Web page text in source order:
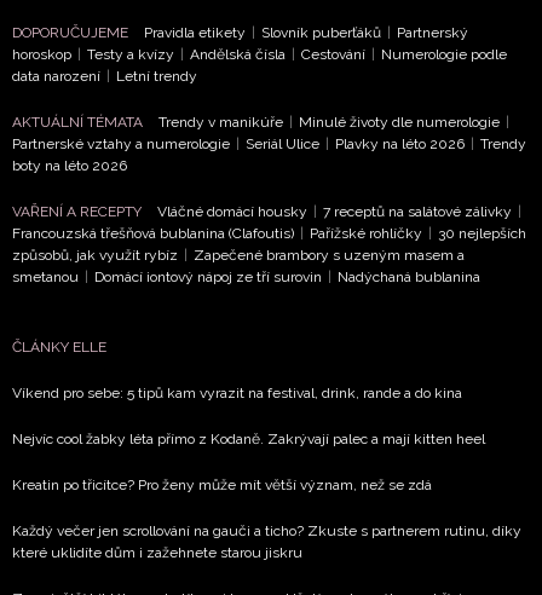
NEWSLETTER
ODESLAT
potvrzujete, že jste se seznámili se
ochrany soukromí- BurdaMedia Extra s.r.o. bude s
vyhodnocení akce a zasílání novinek.
Chcete navíc dostávat i další zajímavé a exkluzivní
zpracováním údajů k tomuto účelu podleZásad ochrany
soukromí BurdaMedia Extra s.r.o.
DOPORUČUJEME Pravidla etikety Slovník puberťáků
Partnerský
horoskop
Testy a kvízy Andělská čísla Cestování
Numerologie podle
data narození
Letní trendy
AKTUÁLNÍ TÉMATA Trendy v manikúře Minulé životy dle numerologie
Partnerské vztahy a numerologie
Seriál Ulice Plavky na léto 2026
Trendy
boty na léto 2026
VAŘENÍ A RECEPTY Vláčné domácí housky 7 receptů na salátové zálivky
Francouzská třešňová bublanina (Clafoutis)
Pařížské rohlíčky
30 nejlepších
způsobů, jak využít rybíz
Zapečené brambory s uzeným masem a
smetanou
Domácí iontový nápoj ze tří surovin Nadýchaná bublanina
ČLÁNKY ELLE
Víkend pro sebe: 5 tipů kam vyrazit na festival, drink, rande a do kina
Nejvíc cool žabky léta přímo z Kodaně. Zakrývají palec a mají kitten heel
Kreatin po třicítce? Pro ženy může mít větší význam, než se zdá
Každý večer jen scrollování na gauči a ticho? Zkuste s partnerem rutinu, díky
které uklidíte dům i zažehnete starou jiskru